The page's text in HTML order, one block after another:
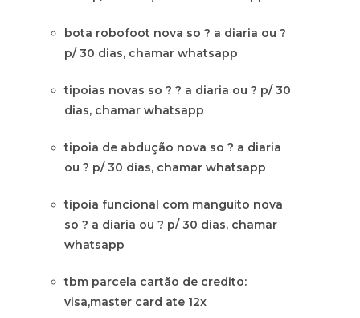
bota robofoot nova so ? a diaria ou ?
p/ 30 dias, chamar whatsapp
tipoias novas so ? ? a diaria ou ? p/ 30
dias, chamar whatsapp
tipoia de abdução nova so ? a diaria
ou ? p/ 30 dias, chamar whatsapp
tipoia funcional com manguito nova
so ? a diaria ou ? p/ 30 dias, chamar
whatsapp
tbm parcela cartão de credito:
visa,master card ate 12x